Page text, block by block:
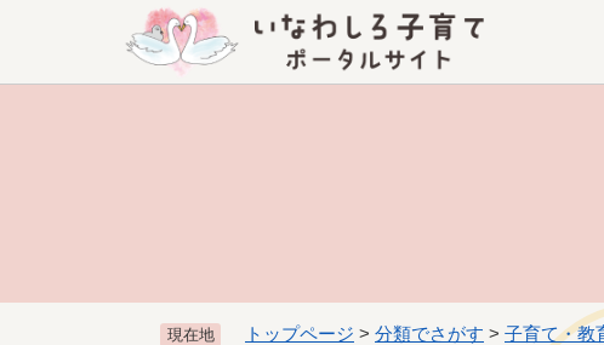
現在地 トップページ > 分類でさがす > 子育て・教